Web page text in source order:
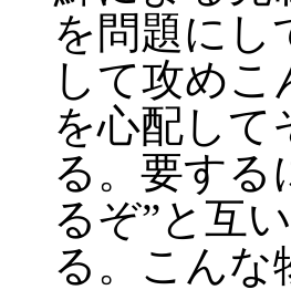
を問題にし
して攻め
を心配して
る。要する
るぞ”と互
る。こんな